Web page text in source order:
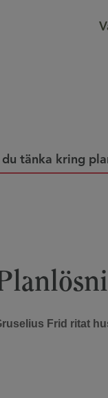
du tänka kring
Frid ritat